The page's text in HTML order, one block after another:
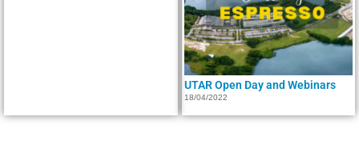
UTAR Open Day and Webinars
18/04/2022